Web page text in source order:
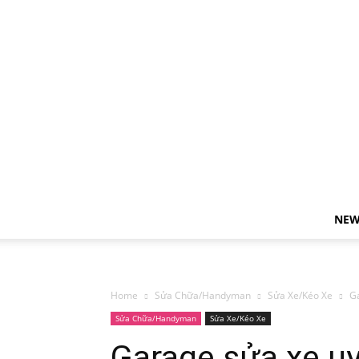
Home Sửa Chữa/Handyman Sửa Xe/Kéo Xe
Sửa Chữa/Handyman Sửa Xe/Kéo Xe